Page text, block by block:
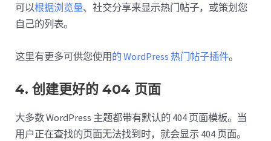
可以根据浏览量、社交分享来显示热门帖子，或策划您
自己的列表。
这里有更多可供您使用的 WordPress 热门帖子插件。
4. 创建更好的 404 页面
大多数 WordPress 主题都带有默认的 404 页面模板。当
用户正在查找的页面无法找到时，就会显示 404 页面。